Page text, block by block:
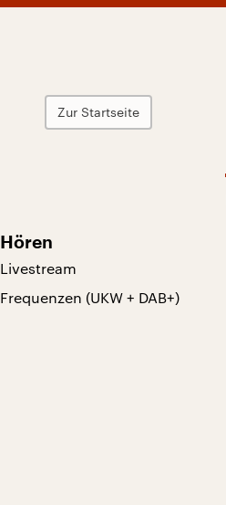
Zur Startseite
Hören
Livestream
Frequenzen (UKW + DAB+)